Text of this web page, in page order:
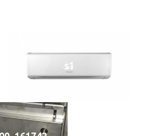
MRAZÍCÍ A CHLADÍCÍ BOXY
s1